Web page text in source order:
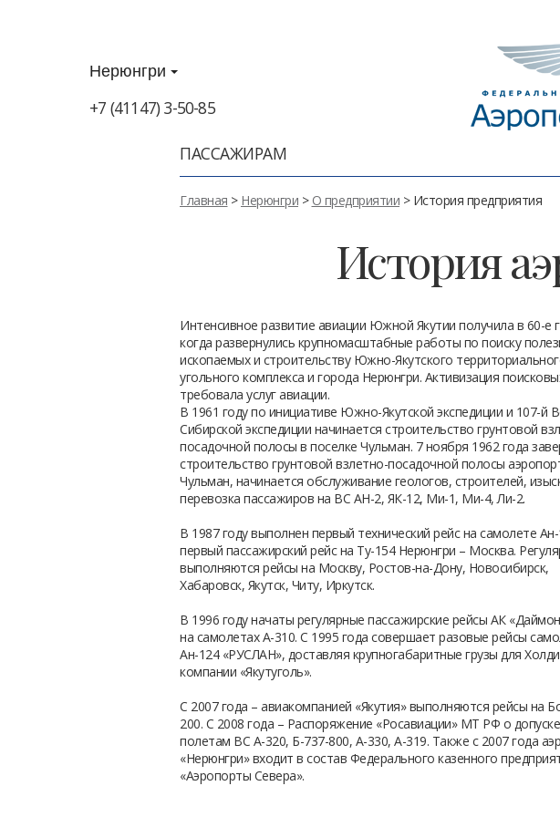
Нерюнгри
+7 (41147) 3-50-85
ПАССАЖИРАМ
Главная > Нерюнгри > О предприятии > История предприятия
История
Интенсивное развитие авиации Южной Якутии получила в 60-е
когда развернулись крупномасштабные работы по поиску
ископаемых и строительству Южно-Якутского
угольного комплекса и города Нерюнгри. Активизация
требовала услуг авиации.
В 1961 году по инициативе Южно-Якутской экспедиции и 107-й
Сибирской экспедиции начинается строительство грунтовой
посадочной полосы в поселке Чульман. 7 ноября 1962 года
строительство грунтовой взлетно-посадочной полосы
Чульман, начинается обслуживание геологов, строителей,
перевозка пассажиров на ВС АН-2, ЯК-12, Ми-1, Ми-4, Ли-2.
В 1987 году выполнен первый технический рейс на самолете
первый пассажирский рейс на Ту-154 Нерюнгри – Москва.
выполняются рейсы на Москву, Ростов-на-Дону, Новосибирск,
Хабаровск, Якутск, Читу, Иркутск.
В 1996 году начаты регулярные пассажирские рейсы АК
на самолетах А-310. С 1995 года совершает разовые рейсы
Ан-124 «РУСЛАН», доставляя крупногабаритные грузы для
компании «Якутуголь».
С 2007 года – авиакомпанией «Якутия» выполняются рейсы на
200. С 2008 года – Распоряжение «Росавиации» МТ РФ о
полетам ВС А-320, Б-737-800, А-330, А-319. Также с 2007 года
«Нерюнгри» входит в состав Федерального казенного
«Аэропорты Севера».